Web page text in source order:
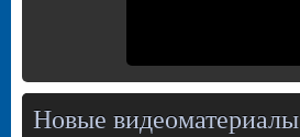
Новые видеоматериалы